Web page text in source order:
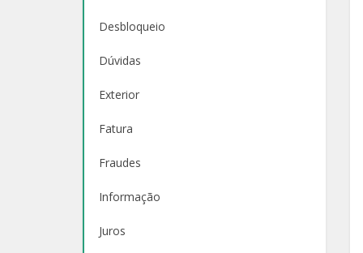
Desbloqueio
Dúvidas
Exterior
Fatura
Fraudes
Informação
Juros